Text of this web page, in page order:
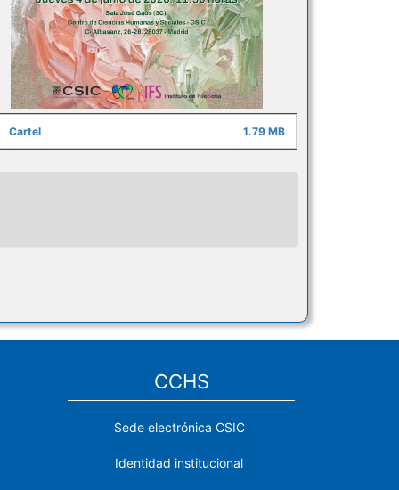
Cartel 1.79 MB
CCHS
Sede electrónica CSIC
Identidad institucional